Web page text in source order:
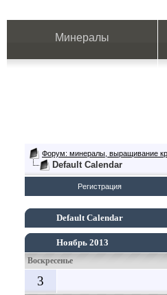
Минералы
Форум: минералы, выращивание
Default Calendar
Регистрация
Default Calendar
Ноябрь 2013
Воскресенье
3